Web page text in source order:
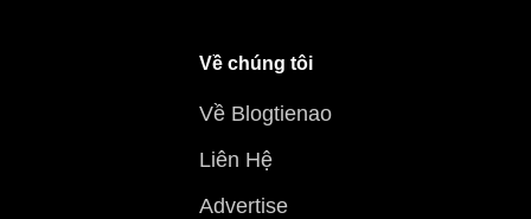
Về chúng tôi
Về Blogtienao
Liên Hệ
Advertise